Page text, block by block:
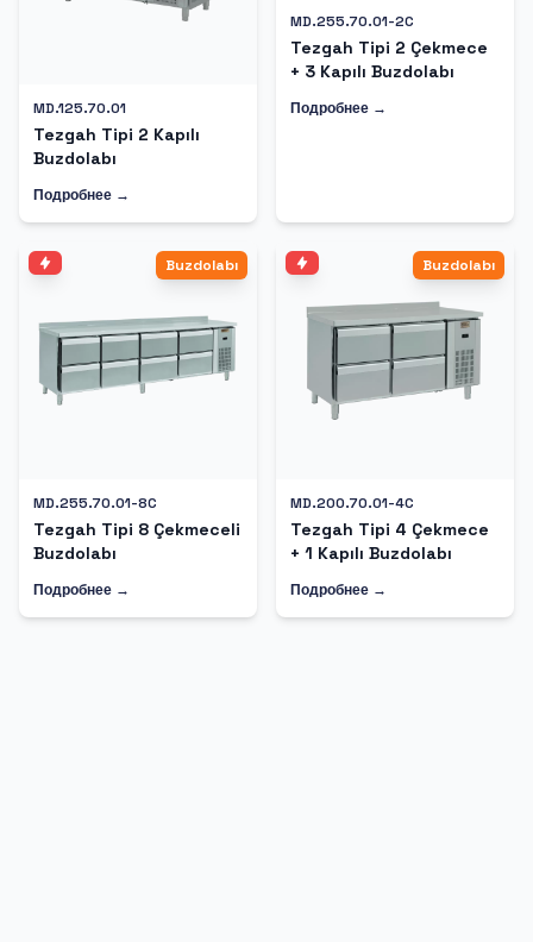
MD.125.70.01
Tezgah Tipi 2 Kapılı
Buzdolabı
Подробнее →
MD.255.70.01-2C
Tezgah Tipi 2 Çekmece
+ 3 Kapılı Buzdolabı
Подробнее →
Buzdolabı
MD.255.70.01-8C
Tezgah Tipi 8 Çekmeceli
Buzdolabı
Подробнее →
Buzdolabı
MD.200.70.01-4C
Tezgah Tipi 4 Çekmece
+ 1 Kapılı Buzdolabı
Подробнее →